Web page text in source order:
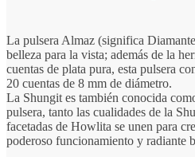
La pulsera Almaz (significa
belleza para la vista; además de la
cuentas de plata pura, esta pulsera
20 cuentas de 8 mm de diámetro.
La Shungit es también conocida
pulsera, tanto las cualidades de la
facetadas de Howlita se unen para
poderoso funcionamiento y radiante